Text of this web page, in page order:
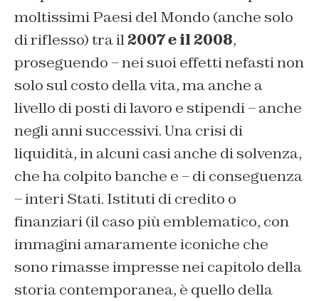
moltissimi Paesi del Mondo (anche solo
di riflesso) tra il2007 e il 2008,
proseguendo – nei suoi effetti nefasti non
solo sul costo della vita, ma anche a
livello di posti di lavoro e stipendi – anche
negli anni successivi. Una crisi di
liquidità, in alcuni casi anche di solvenza,
che ha colpito banche e – di conseguenza
– interi Stati. Istituti di credito o
finanziari (il caso più emblematico, con
immagini amaramente iconiche che
sono rimasse impresse nei capitolo della
storia contemporanea, è quello della